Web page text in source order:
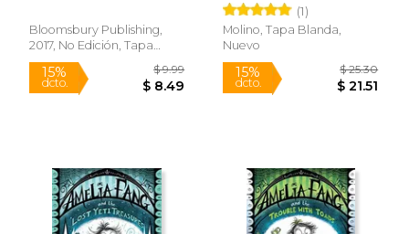
Bloomsbury Publishing,
2017, No Edición, Tapa
Blanda, Nuevo
(1)
Molino, Tapa Blanda,
Nuevo